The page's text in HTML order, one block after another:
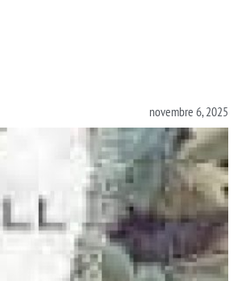
novembre 6, 2025